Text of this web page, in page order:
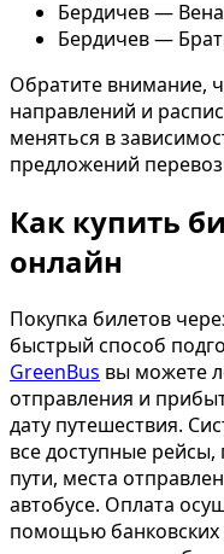
Бердичев — Вена
Бердичев —
Обратите внимание,
направлений и
меняться в
предложений
Как купить
онлайн
Покупка билетов
быстрый способ
GreenBus вы можете
отправления и
дату путешествия.
все доступные
пути, места
автобусе. Оплата
помощью банковских